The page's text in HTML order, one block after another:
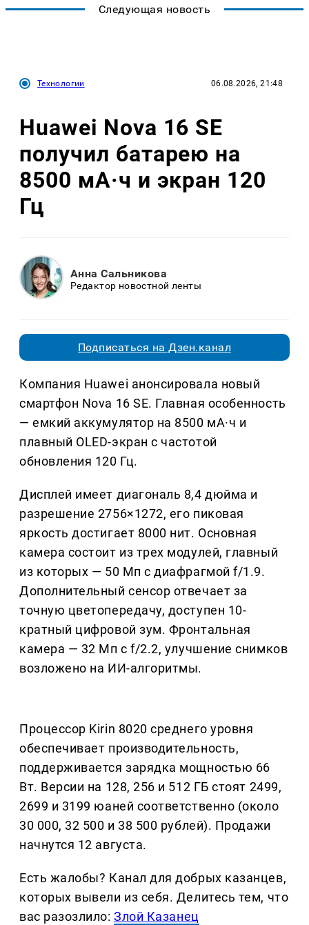
Следующая новость
Технологии 06.08.2026, 21:48
Huawei Nova 16 SE
получил батарею на
8500 мА·ч и экран 120
Гц
Анна Сальникова
Редактор новостной ленты
Подписаться на Дзен.канал
Компания Huawei анонсировала новый
смартфон Nova 16 SE. Главная особенность
— емкий аккумулятор на 8500 мА·ч и
плавный OLED-экран с частотой
обновления 120 Гц.
Дисплей имеет диагональ 8,4 дюйма и
разрешение 2756×1272, его пиковая
яркость достигает 8000 нит. Основная
камера состоит из трех модулей, главный
из которых — 50 Мп с диафрагмой f/1.9.
Дополнительный сенсор отвечает за
точную цветопередачу, доступен 10-
кратный цифровой зум. Фронтальная
камера — 32 Мп с f/2.2, улучшение снимков
возложено на ИИ-алгоритмы.
Процессор Kirin 8020 среднего уровня
обеспечивает производительность,
поддерживается зарядка мощностью 66
Вт. Версии на 128, 256 и 512 ГБ стоят 2499,
2699 и 3199 юаней соответственно (около
30 000, 32 500 и 38 500 рублей). Продажи
начнутся 12 августа.
Есть жалобы? Канал для добрых казанцев,
которых вывели из себя. Делитеcь тем, что
вас разозлило:Злой Казанец